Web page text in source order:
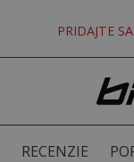
PRIDAJTE
RECENZIE